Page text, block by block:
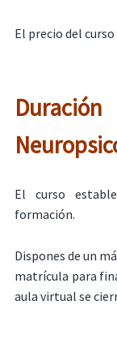
El precio del curso
El curso
formación.
Dispones de un
matrícula para
aula virtual se